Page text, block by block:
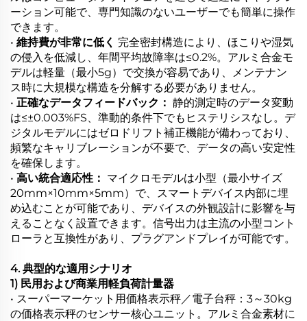
ーション可能で、専門知識のないユーザーでも簡単に操作
できます。
• 維持費が非常に低く 完全密封構造により、ほこりや湿気
の侵入を低減し、年間平均故障率は≤0.2%。アルミ合金モ
デルは軽量（最小5g）で交換が容易であり、メンテナン
ス時に大規模な構造を分解する必要がありません。
• 正確なデータフィードバック： 静的測定時のデータ変動
は≤±0.003%FS、準動的条件下でもヒステリシスなし。デ
ジタルモデルにはゼロドリフト補正機能が備わっており、
頻繁なキャリブレーションが不要で、データの高い安定性
を確保します。
• 高い統合適応性： マイクロモデルは小型（最小サイズ
20mm×10mm×5mm）で、スマートデバイス内部に埋
め込むことが可能であり、デバイスの外観設計に影響を与
えることなく設置できます。信号出力は主流の小型コント
ローラと互換性があり、プラグアンドプレイが可能です。
4. 典型的な適用シナリオ
1) 民用および商業用軽負荷計量器
• スーパーマーケット用価格表示秤／電子台秤：3～30kg
の価格表示秤のセンサー核心ユニット。アルミ合金素材に